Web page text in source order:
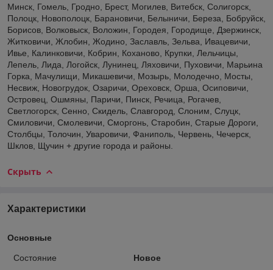
Минск, Гомель, Гродно, Брест, Могилев, Витебск, Солигорск,
Полоцк, Новополоцк, Барановичи, Белыничи, Береза, Бобруйск,
Борисов, Волковыск, Воложин, Городея, Городище, Дзержинск,
Житковичи, Жлобин, Жодино, Заславль, Зельва, Ивацевичи,
Ивье, Калинковичи, Кобрин, Коханово, Крупки, Лельчицы,
Лепель, Лида, Логойск, Лунинец, Ляховичи, Пуховичи, Марьина
Горка, Мачулищи, Микашевичи, Мозырь, Молодечно, Мосты,
Несвиж, Новогрудок, Озаричи, Ореховск, Орша, Осиповичи,
Островец, Ошмяны, Паричи, Пинск, Речица, Рогачев,
Светлогорск, Сенно, Скидель, Славгород, Слоним, Слуцк,
Смиловичи, Смолевичи, Сморгонь, Старобин, Старые Дороги,
Столбцы, Толочин, Уваровичи, Фаниполь, Червень, Чечерск,
Шклов, Щучин + другие города и районы.
Скрыть
Характеристики
Основные
Состояние Новое